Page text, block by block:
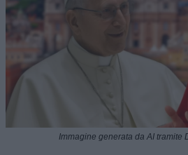
Immagine generata da AI tramite